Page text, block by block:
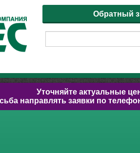
Обратный
Уточняйте актуальные
направлять заявки по